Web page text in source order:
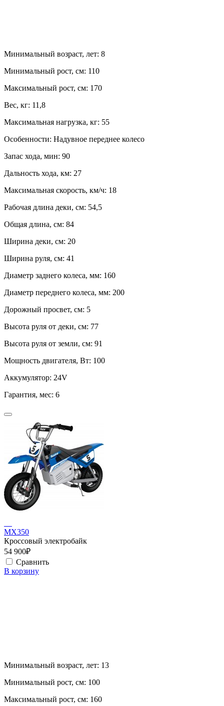
Минимальный возраст, лет: 8
Минимальный рост, см: 110
Максимальный рост, см: 170
Вес, кг: 11,8
Максимальная нагрузка, кг: 55
Особенности: Надувное переднее колесо
Запас хода, мин: 90
Дальность хода, км: 27
Максимальная скорость, км/ч: 18
Рабочая длина деки, см: 54,5
Общая длина, см: 84
Ширина деки, см: 20
Ширина руля, см: 41
Диаметр заднего колеса, мм: 160
Диаметр переднего колеса, мм: 200
Дорожный просвет, см: 5
Высота руля от деки, см: 77
Высота руля от земли, см: 91
Мощность двигателя, Вт: 100
Аккумулятор: 24V
Гарантия, мес: 6
MX350
Кроссовый электробайк
54 900₽
Сравнить
В корзину
Минимальный возраст, лет: 13
Минимальный рост, см: 100
Максимальный рост, см: 160